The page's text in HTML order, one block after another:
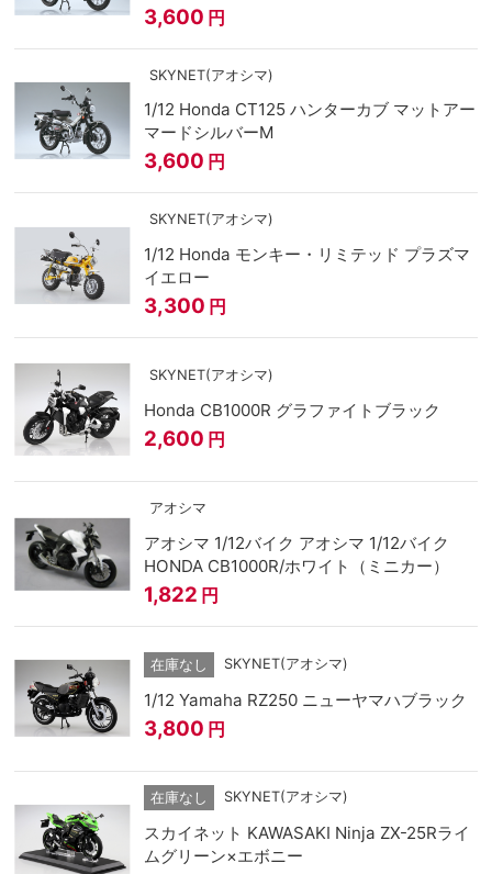
3,600 円
SKYNET(アオシマ)
1/12 Honda CT125 ハンターカブ マットアー
マードシルバーM
3,600 円
SKYNET(アオシマ)
1/12 Honda モンキー・リミテッド プラズマ
イエロー
3,300 円
SKYNET(アオシマ)
Honda CB1000R グラファイトブラック
2,600 円
アオシマ
アオシマ 1/12バイク アオシマ 1/12バイク
HONDA CB1000R/ホワイト（ミニカー）
1,822 円
在庫なし SKYNET(アオシマ)
1/12 Yamaha RZ250 ニューヤマハブラック
3,800 円
在庫なし SKYNET(アオシマ)
スカイネット KAWASAKI Ninja ZX-25Rライ
ムグリーン×エボニー